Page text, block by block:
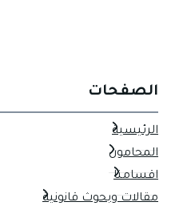
الصفحات
الرئيسية
المحامون
اقسامنا
مقالات وبحوث قانونية